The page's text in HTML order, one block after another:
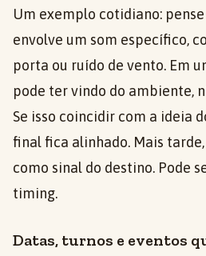
Um exemplo cotidiano:
envolve um som específico,
porta ou ruído de vento. Em
pode ter vindo do ambiente,
Se isso coincidir com a ideia
final fica alinhado. Mais
como sinal do destino. Pode
timing.
Datas, turnos e eventos